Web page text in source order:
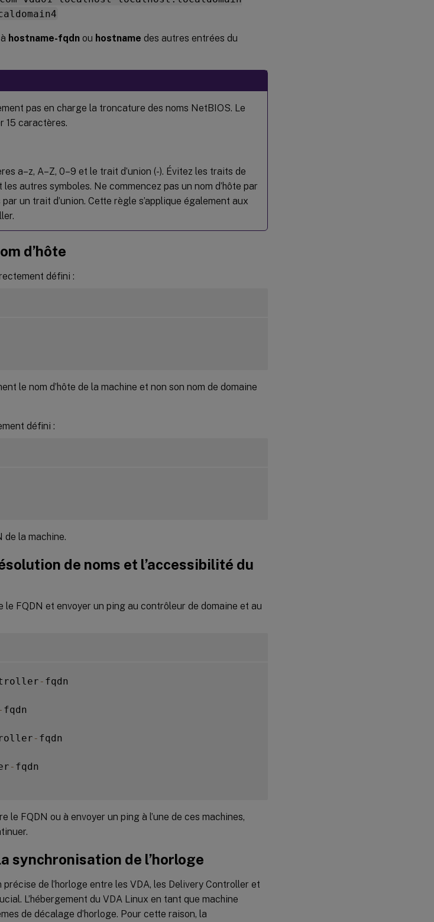
hostname-fqdn ou hostname des autres entrées du
pas en charge la troncature des noms NetBIOS. Le
15 caractères.
a–z, A–Z, 0–9 et le trait d’union (-). Évitez les traits de
autres symboles. Ne commencez pas un nom d’hôte par
un trait d’union. Cette règle s’applique également aux
d’hôte
défini :
le nom d’hôte de la machine et non son nom de domaine
défini :
de la machine.
de noms et l’accessibilité du
le FQDN et envoyer un ping au contrôleur de domaine et au
- fqdn
- fqdn
- fqdn
- fqdn
le FQDN ou à envoyer un ping à l’une de ces machines,
synchronisation de l’horloge
de l’horloge entre les VDA, les Delivery Controller et
L’hébergement du VDA Linux en tant que machine
de décalage d’horloge. Pour cette raison, la